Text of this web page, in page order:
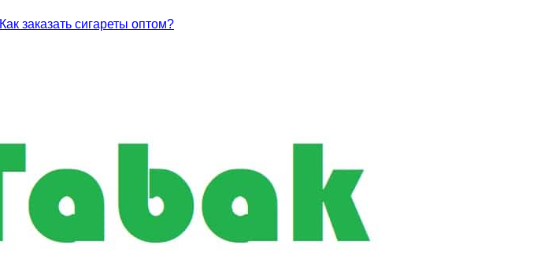
Как заказать сигареты оптом?